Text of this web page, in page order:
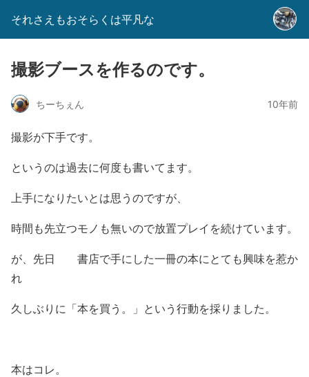
それさえもおそらくは平凡な
撮影ブースを作るのです。
ちーちぇん 10年前
撮影が下手です。
というのは過去に何度も書いてます。
上手になりたいとは思うのですが、
時間も先立つモノも無いので放置プレイを続けています。
が、先日 書店で手にした一冊の本にとても興味を惹か
れ
久しぶりに「本を買う。」という行動を採りました。
本はコレ。